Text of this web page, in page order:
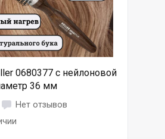
0680377 с нейлоновой
36 мм
Нет отзывов